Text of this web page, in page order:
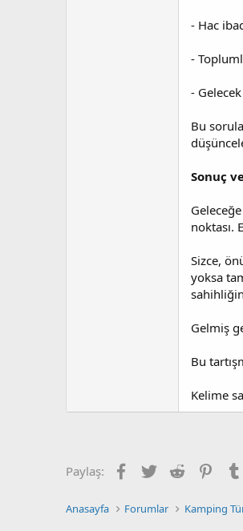
- Hac
-
-
Bu
Sonuç
noktası.
Sizce,
yoksa
Gelmiş
Bu
Kelime
Paylaş: Facebook
TwitterReddit
Anasayfa Forumlar Kamping